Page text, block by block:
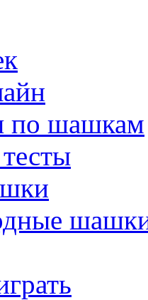
по шашкам